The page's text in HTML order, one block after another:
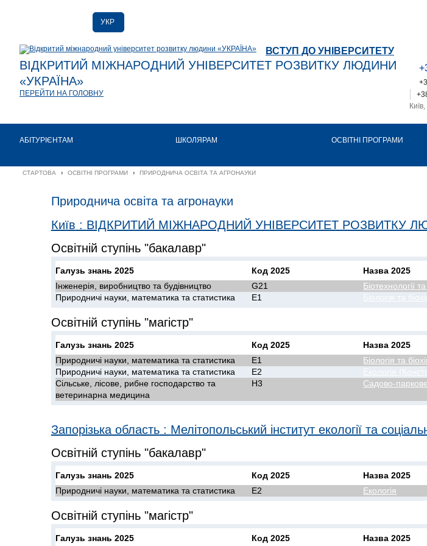
УКР
ENG
ВСТУП ДО УНІВЕРСИТЕТУ
ВІДКРИТИЙ МІЖНАРОДНИЙ УНІВЕРСИТЕТ РОЗВИТКУ ЛЮДИНИ
«УКРАЇНА»
ПЕРЕЙТИ НА ГОЛОВНУ
АБІТУРІЄНТАМ ШКОЛЯРАМ ОСВІТНІ ПРОГРАМИ
СТАРТОВА › ОСВІТНІ ПРОГРАМИ › ПРИРОДНИЧА ОСВІТА ТА АГРОНАУКИ
Природнича освіта та агронауки
Київ : ВІДКРИТИЙ МІЖНАРОДНИЙ УНІВЕРСИТЕТ РОЗВИТКУ
Освітній ступінь "бакалавр"
Галузь знань 2025 Код 2025
Назва 2025
Інженерія, виробництво та будівництво
G21
Біотехнології
Природничі науки, математика та статистика
E1
Освітній ступінь "магістр"
Галузь знань 2025 Код 2025
Назва 2025
Природничі науки, математика та статистика
E1
Біологія та
Природничі науки, математика та статистика
E2
Сільське, лісове, рибне господарство та
ветеринарна медицина
H3 Садово-
Запорізька область: Мелітопольський інститут екології та
Освітній ступінь "бакалавр"
Галузь знань 2025 Код 2025
Назва 2025
Природничі науки, математика та статистика
E2 Екологія
Освітній ступінь "магістр"
Галузь знань 2025 Код 2025 Назва 2025